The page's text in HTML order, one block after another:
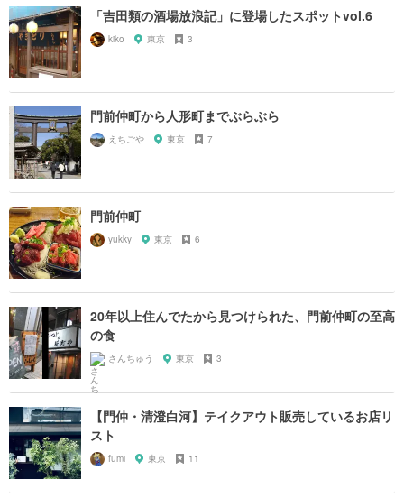
「吉田類の酒場放浪記」に登場したスポットvol.6
kiko 東京 3
門前仲町から人形町までぶらぶら
えちごや 東京 7
門前仲町
yukky 東京 6
20年以上住んでたから見つけられた、門前仲町の至高
の食
さんちゅう 東京 3
【門仲・清澄白河】テイクアウト販売しているお店リ
スト
fumi 東京 11